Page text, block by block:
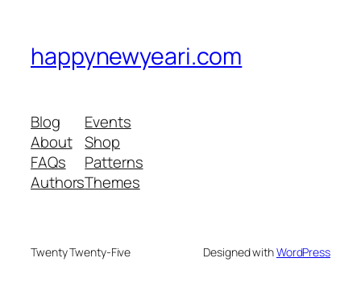
happynewyeari.com
Blog
About
FAQs
Authors
Events
Shop
Patterns
Themes
Twenty Twenty-Five Designed withWordPress